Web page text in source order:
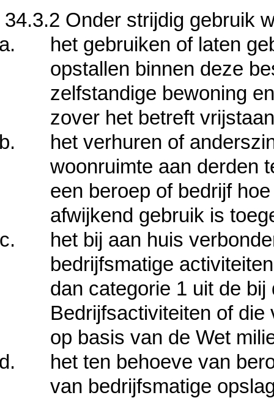
34.3.2 Onder strijdig gebruik
het gebruiken of laten
opstallen binnen deze
zelfstandige bewoning
zover het betreft
het verhuren of
woonruimte aan derden
een beroep of bedrijf
afwijkend gebruik is
het bij aan huis
bedrijfsmatige
dan categorie 1 uit de
Bedrijfsactiviteiten of
op basis van de Wet
het ten behoeve van
van bedrijfsmatige